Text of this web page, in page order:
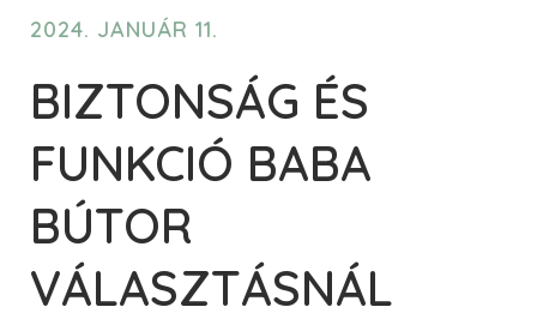
2024. JANUÁR 11.
BIZTONSÁG ÉS
FUNKCIÓ BABA
BÚTOR
VÁLASZTÁSNÁL